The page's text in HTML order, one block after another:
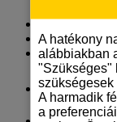
Gyártó:
Model:
Elérhetőség: 9
3.290 Ft
A hatékony
alábbiakban
"Szükséges"
szükségesek
A harmadik
a